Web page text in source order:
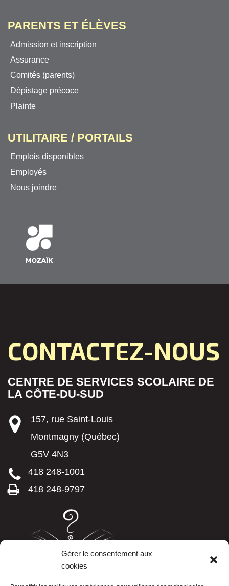
Gérer le consentement aux
cookies
PARENTS ET ÉLÈVES
Admission et inscription
Assurance
Comités (parents)
Dépistage précoce
Plainte
UTILITAIRE / PORTAILS
Emplois disponibles
Employés
Nous joindre
CONTACTEZ-NOUS
CENTRE DE SERVICES SCOLAIRE DE
LA CÔTE-DU-SUD
157, rue Saint-Louis
Montmagny (Québec)
G5V 4N3
418 248-1001
418 248-9797